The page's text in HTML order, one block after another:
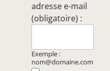
adresse e-mail
(obligatoire) :
Exemple :
nom@domaine.com